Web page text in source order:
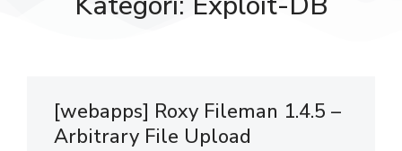
[webapps] Roxy Fileman 1.4.5 –
Arbitrary File Upload